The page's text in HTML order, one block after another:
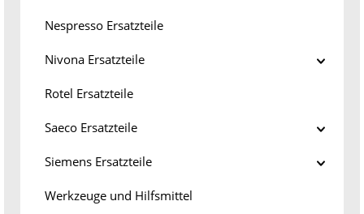
Nespresso Ersatzteile
Nivona Ersatzteile
Rotel Ersatzteile
Saeco Ersatzteile
Siemens Ersatzteile
Werkzeuge und Hilfsmittel